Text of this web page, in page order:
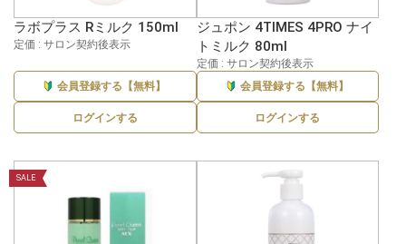
ラボプラス Rミルク 150ml
定価 : サロン契約後表示
会員登録する【無料】
ログインする
ジュポン 4TIMES 4PRO ナイ
トミルク 80ml
定価 : サロン契約後表示
会員登録する【無料】
ログインする
SALE